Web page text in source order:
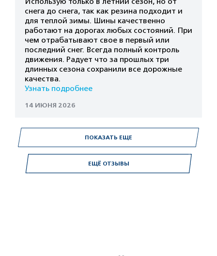
ЕЩЁ ОТЗЫВЫ
снега до снега, так как резина подходит и
для теплой зимы. Шины качественно
работают на дорогах любых состояний. При
чем отрабатывают свое в первый или
последний снег. Всегда полный контроль
движения. Радует что за прошлых три
длинных сезона сохранили все дорожные
качества.
Узнать подробнее
14 ИЮНЯ 2026
ПОКАЗАТЬ ЕЩЕ